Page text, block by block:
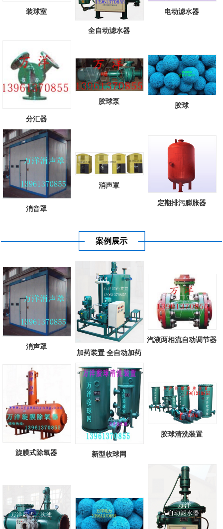
装球室
全自动滤水器
电动滤水器
分汇器
胶球泵 胶球
消音罩
消声罩
定期排污膨胀器
案例展示
消声罩
加药装置 全自动加药
装置
汽液两相流自动调节器
旋膜式除氧器 新型收球网
胶球清洗装置